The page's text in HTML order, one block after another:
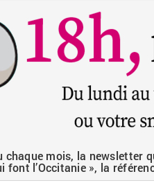
chaque mois, la newsletter
font l’Occitanie », la